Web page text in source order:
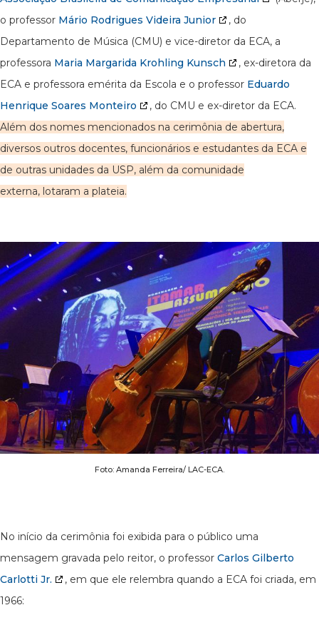
o professor Mário Rodrigues Videira Junior
, do
Departamento de Música (CMU) e vice-diretor da ECA, a
professora Maria Margarida Krohling Kunsch
, ex-diretora da
ECA e professora emérita da Escola e o professor Eduardo
Henrique Soares Monteiro
, do CMU e ex-diretor da ECA.
Além dos nomes mencionados na cerimônia de abertura,
diversos outros docentes, funcionários e estudantes da ECA e
de outras unidades da USP, além da comunidade
externa, lotaram a plateia.
Foto: Amanda Ferreira/ LAC-ECA.
No início da cerimônia foi exibida para o público uma
mensagem gravada pelo reitor, o professor Carlos Gilberto
Carlotti Jr.
, em que ele relembra quando a ECA foi criada, em
1966: